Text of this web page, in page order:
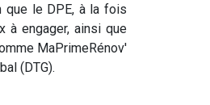
que le DPE, à la fois
à engager, ainsi que
MaPrimeRénov'
(DTG).